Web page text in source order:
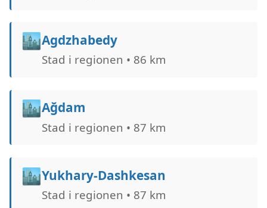
🏙️Agdzhabedy
Stad i regionen • 86 km
🏙️Ağdam
Stad i regionen • 87 km
🏙️Yukhary-Dashkesan
Stad i regionen • 87 km